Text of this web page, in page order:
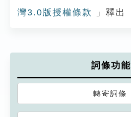
灣3.0版授權條款
」釋出
詞條功能
轉寄詞條